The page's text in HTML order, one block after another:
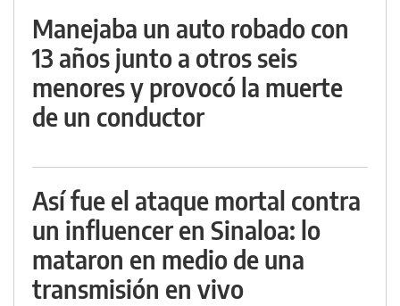
Manejaba un auto robado con
13 años junto a otros seis
menores y provocó la muerte
de un conductor
Así fue el ataque mortal contra
un influencer en Sinaloa: lo
mataron en medio de una
transmisión en vivo